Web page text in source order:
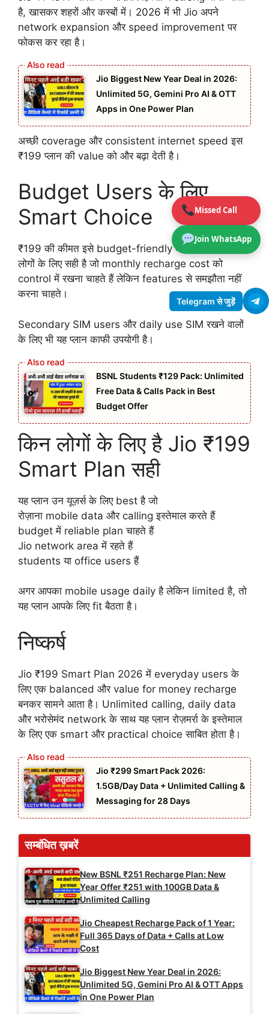
Missed Call
Join WhatsApp
है, खासकर शहरों और कस्बों में। 2026 में भी Jio अपने
network expansion और speed improvement पर
फोकस कर रहा है।
Jio Biggest New Year Deal in 2026:
Unlimited 5G, Gemini Pro AI & OTT
Apps in One Power Plan
अच्छी coverage और consistent internet speed इस
₹199 प्लान की value को और बढ़ा देती है।
Budget Users के लिए
Smart Choice
₹199 की कीमत इसे budget-friendly बनाती है। यह उन
लोगों के लिए सही है जो monthly recharge cost को
control में रखना चाहते हैं लेकिन features से समझौता नहीं
करना चाहते।
Secondary SIM users और daily use SIM रखने वालों
के लिए भी यह प्लान काफी उपयोगी है।
BSNL Students ₹129 Pack: Unlimited
Free Data & Calls Pack in Best
Budget Offer
किन लोगों के लिए है Jio ₹199
Smart Plan सही
यह प्लान उन यूज़र्स के लिए best है जो
रोज़ाना mobile data और calling इस्तेमाल करते हैं
budget में reliable plan चाहते हैं
Jio network area में रहते हैं
students या office users हैं
अगर आपका mobile usage daily है लेकिन limited है, तो
यह प्लान आपके लिए fit बैठता है।
निष्कर्ष
Jio ₹199 Smart Plan 2026 में everyday users के
लिए एक balanced और value for money recharge
बनकर सामने आता है। Unlimited calling, daily data
और भरोसेमंद network के साथ यह प्लान रोज़मर्रा के इस्तेमाल
के लिए एक smart और practical choice साबित होता है।
Jio ₹299 Smart Pack 2026:
1.5GB/Day Data + Unlimited Calling &
Messaging for 28 Days
सम्बंधित ख़बरें
New BSNL ₹251 Recharge Plan: New
Year Offer ₹251 with 100GB Data &
Unlimited Calling
Jio Cheapest Recharge Pack of 1 Year:
Full 365 Days of Data + Calls at Low
Cost
Jio Biggest New Year Deal in 2026:
Unlimited 5G, Gemini Pro AI & OTT Apps
in One Power Plan
Telegram से जुड़ें